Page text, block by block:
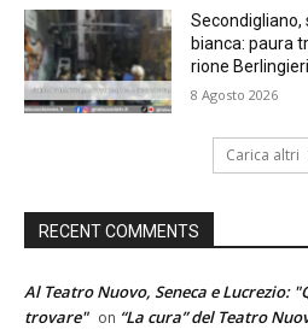
bianca: paura
rione Berlingieri
8 Agosto 2026
Carica altri
RECENT COMMENTS
Al Teatro Nuovo, Seneca e Lucrezio:
trovare" on “La cura” del Teatro